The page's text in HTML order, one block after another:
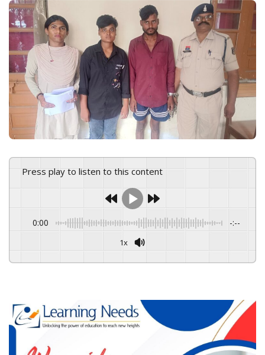
a
i
l
Press play to listen to this content
0:00 -:--
1x